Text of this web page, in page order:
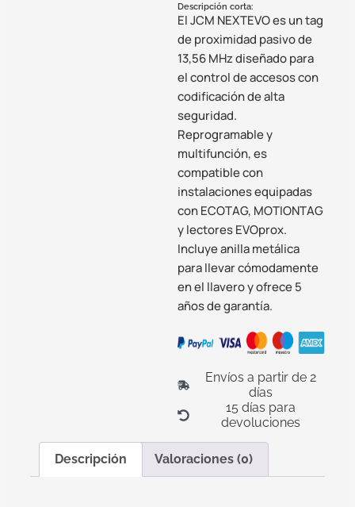
Descripción corta:
El JCM NEXTEVO es un tag
de proximidad pasivo de
13,56 MHz diseñado para
el control de accesos con
codificación de alta
seguridad.
Reprogramable y
multifunción, es
compatible con
instalaciones equipadas
con ECOTAG, MOTIONTAG
y lectores EVOprox.
Incluye anilla metálica
para llevar cómodamente
en el llavero y ofrece 5
años de garantía.
Envíos a partir de 2
días
15 días para
devoluciones
Descripción Valoraciones (0)